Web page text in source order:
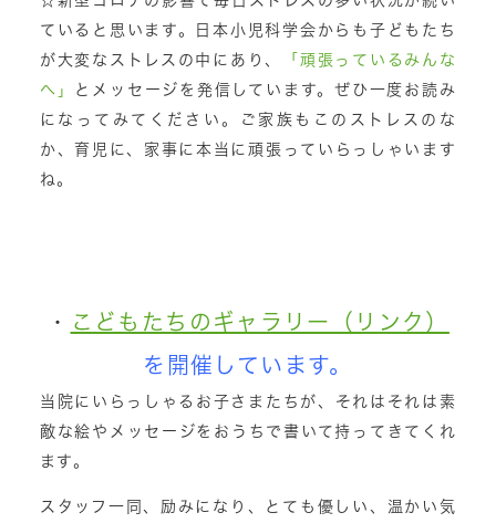
ていると思います。日本小児科学会からも子どもたち
が大変なストレスの中にあり、
「頑張っているみんな
へ」
とメッセージを発信しています。ぜひ一度お読み
になってみてください。ご家族もこのストレスのな
か、育児に、家事に本当に頑張っていらっしゃいます
ね。
・
こどもたちのギャラリー（リンク）
を開催しています。
当院にいらっしゃるお子さまたちが、それはそれは素
敵な絵やメッセージをおうちで書いて持ってきてくれ
ます。
スタッフ一同、励みになり、とても優しい、温かい気